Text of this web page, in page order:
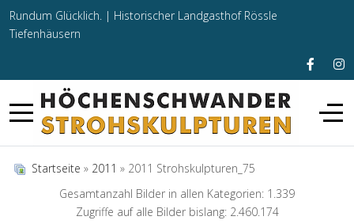
Rundum Glücklich. | Historischer Landgasthof Rössle
Tiefenhäusern
Startseite » 2011 » 2011 Strohskulpturen_75
Gesamtanzahl Bilder in allen Kategorien: 1.339
Zugriffe auf alle Bilder bislang: 2.460.174